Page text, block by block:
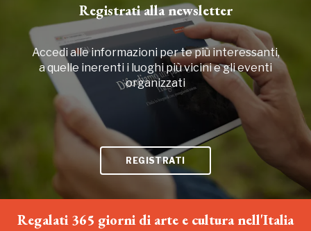
Registrati alla newsletter
Accedi alle informazioni per te più interessanti,
a quelle inerenti i luoghi più vicini e gli eventi
organizzati
REGISTRATI
Regalati 365 giorni di arte e cultura nell'Italia